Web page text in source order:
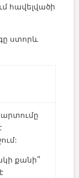
հավելվածի
ստորև
քանի՞